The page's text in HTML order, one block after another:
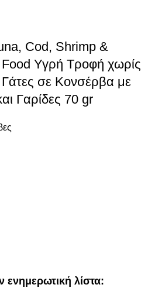
Cod, Shrimp &
Υγρή Τροφή χωρίς
Γάτες σε Κονσέρβα με
Γαρίδες 70 gr
λίστα: